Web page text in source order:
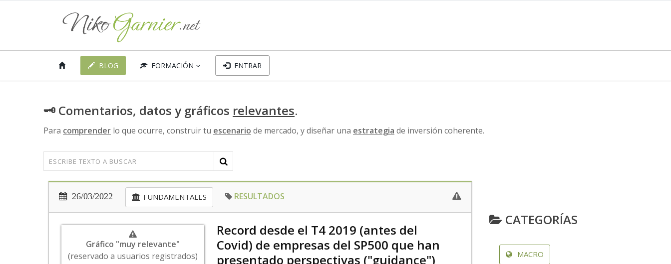
BLOG FORMACIÓN ENTRAR
🗝 Comentarios, datos y gráficos relevantes.
Para comprender lo que ocurre, construir tu escenario de mercado, y diseñar una estrategia de inversión coherente.
26/03/2022 FUNDAMENTALES RESULTADOS
Gráfico "muy relevante"
(reservado a usuarios registrados)
Record desde el T4 2019 (antes del
Covid) de empresas del SP500 que han
presentado perspectivas ("guidance")
CATEGORÍAS
MACRO